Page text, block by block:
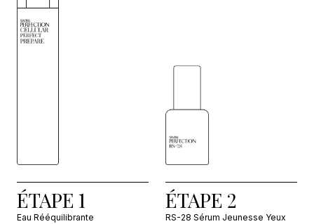
ÉTAPE 1
Eau Rééquilibrante
ÉTAPE 2
RS-28 Sérum Jeunesse Yeux